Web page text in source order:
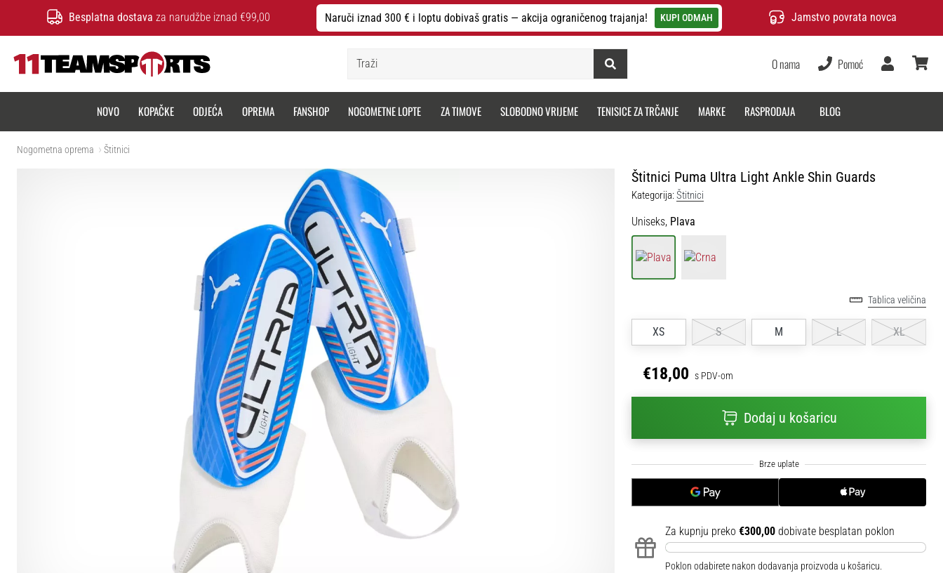
Besplatna dostava za narudžbe iznad €99,00 Naruči iznad 300 € i loptu dobivaš gratis — akcija ograničenog trajanja! KUPI ODMAH Jamstvo povrata novca
O nama Pomoć
Korisnik
NOVO KOPAČKE ODJEĆA OPREMA FANSHOP NOGOMETNE LOPTE ZA TIMOVE SLOBODNO VRIJEME TENISICE ZA TRČANJE MARKE RASPRODAJA BLOG
Nogometna oprema Štitnici
Štitnici Puma Ultra Light Ankle Shin Guards
Kategorija:Štitnici
Uniseks, Plava
Tablica veličina
XS S M L XL
€18,00 s PDV-om
Dodaj u košaricu
Za kupnju preko €300,00 dobivate besplatan poklon
Poklon odabirete nakon dodavanja proizvoda u košaricu.